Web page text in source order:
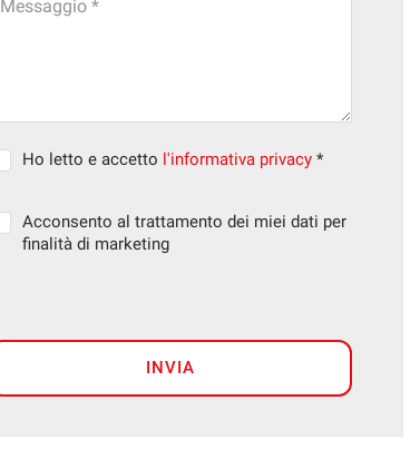
Messaggio *
Ho letto e accetto l'informativa privacy *
Acconsento al trattamento dei miei dati per
finalità di marketing
INVIA